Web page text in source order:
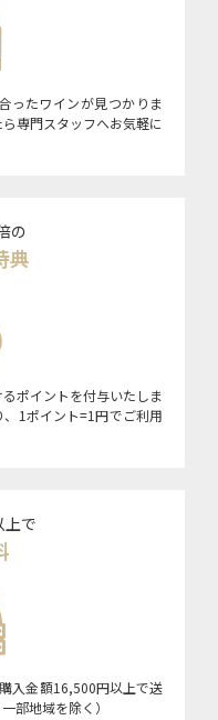
ったワインが見つかりま
専門スタッフへお気軽に
の
典
ポイントを付与いたしま
1ポイント=1円でご利用
上で
入金額16,500円以上で送
部地域を除く）